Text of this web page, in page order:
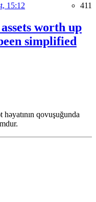
15:12 411
worth up
simplified
qovuşuğunda